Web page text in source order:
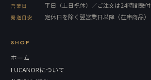
営業日 平日（土日祝休）／ご注文は24時間受付
発送目安 定休日を除く翌営業日以降（在庫商品）
SHOP
ホーム
LUCANORについて